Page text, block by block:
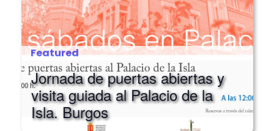
Featured
Jornada de puertas abiertas y
visita guiada al Palacio de la
Isla. Burgos